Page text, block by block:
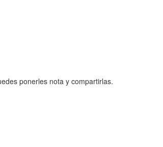
ponerles nota y compartirlas.